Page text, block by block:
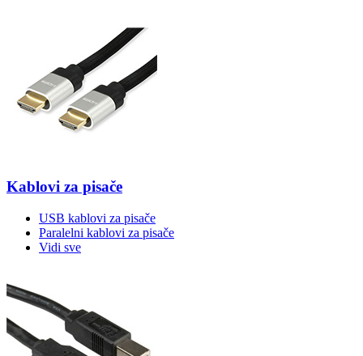
Kablovi za pisače
USB kablovi za pisače
Paralelni kablovi za pisače
Vidi sve